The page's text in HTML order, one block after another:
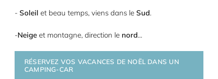
- Soleil et beau temps, viens dans le Sud.
-Neige et montagne, direction le nord...
RÉSERVEZ VOS VACANCES DE NOËL DANS UN
CAMPING-CAR